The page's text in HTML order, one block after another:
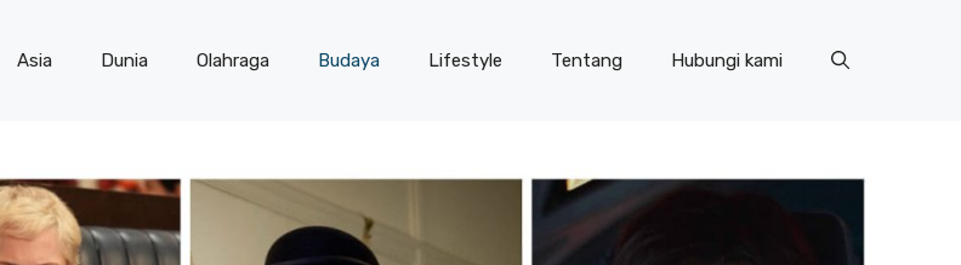
Asia Dunia Olahraga Budaya Lifestyle Tentang Hubungi kami